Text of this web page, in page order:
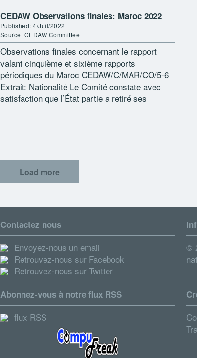
CEDAW Observations finales: Maroc 2022
Published: 4/Juil/2022
Source: CEDAW Committee
Observations finales concernant le rapport
valant cinquième et sixième rapports
périodiques du Maroc CEDAW/C/MAR/CO/5-6
Extrait: Nationalité Le Comité constate avec
satisfaction que l’État partie a retiré ses
les […]
Load more
Contactez nous
Envoyez-nous un email
Retrouvez-nous sur Facebook
Retrouvez-nous sur Twitter
Abonnez-vous à notre flux RSS
flux RSS
©